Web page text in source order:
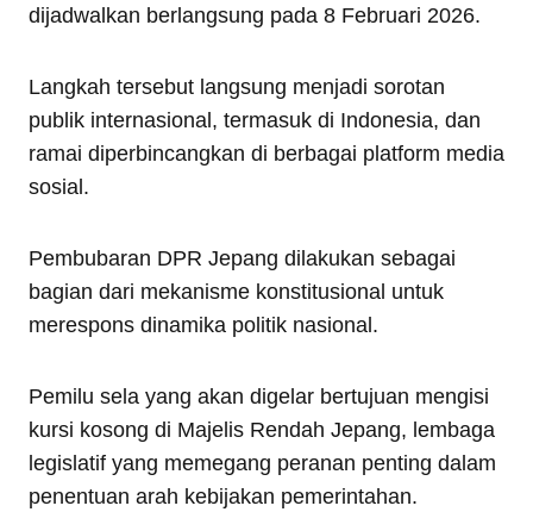
dijadwalkan berlangsung pada 8 Februari 2026.
Langkah tersebut langsung menjadi sorotan
publik internasional, termasuk di Indonesia, dan
ramai diperbincangkan di berbagai platform media
sosial.
Pembubaran DPR Jepang dilakukan sebagai
bagian dari mekanisme konstitusional untuk
merespons dinamika politik nasional.
Pemilu sela yang akan digelar bertujuan mengisi
kursi kosong di Majelis Rendah Jepang, lembaga
legislatif yang memegang peranan penting dalam
penentuan arah kebijakan pemerintahan.